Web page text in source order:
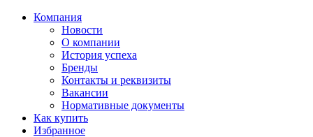
Компания
Новости
О компании
История успеха
Бренды
Контакты и реквизиты
Вакансии
Нормативные документы
Как купить
Избранное